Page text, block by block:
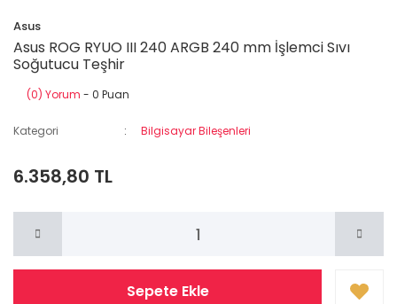
Asus
Asus ROG RYUO III 240 ARGB 240 mm İşlemci Sıvı
Soğutucu Teşhir
(0) Yorum - 0 Puan
Kategori Bilgisayar Bileşenleri
6.358,80 TL
Sepete Ekle